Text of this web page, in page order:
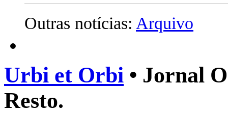
Outras notícias: Arquivo
Urbi et Orbi • Jornal
Resto.